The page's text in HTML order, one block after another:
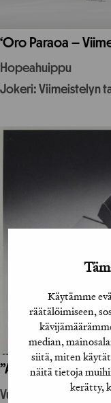
Käytämme
räätälöimiseen,
median,
siitä, miten
näitä tietoja
kerätty,
‘Oro Paraoa –
Hopeahuippu
Jokeri: Viimeistelyn
”A-lehtien
Vuosikirjatyö